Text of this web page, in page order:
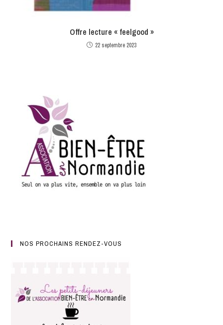
Offre lecture « feelgood »
22 septembre 2023
NOS PROCHAINS RENDEZ-VOUS